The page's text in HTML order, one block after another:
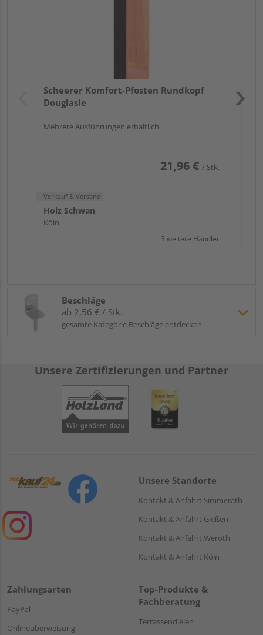
Scheerer Komfort-Pfosten Rundkopf
Douglasie
Mehrere Ausführungen erhältlich
21,96 € / Stk.
Verkauf & Versand
Holz Schwan
Köln
3 weitere Händler
Beschläge
ab 2,56 € / Stk.
gesamte Kategorie Beschläge entdecken
Unsere Zertifizierungen und Partner
Unsere Standorte
Kontakt & Anfahrt Simmerath
Kontakt & Anfahrt Gießen
Kontakt & Anfahrt Weroth
Kontakt & Anfahrt Köln
Zahlungsarten
PayPal
Onlineüberweisung
Top-Produkte &
Fachberatung
Terrassendielen